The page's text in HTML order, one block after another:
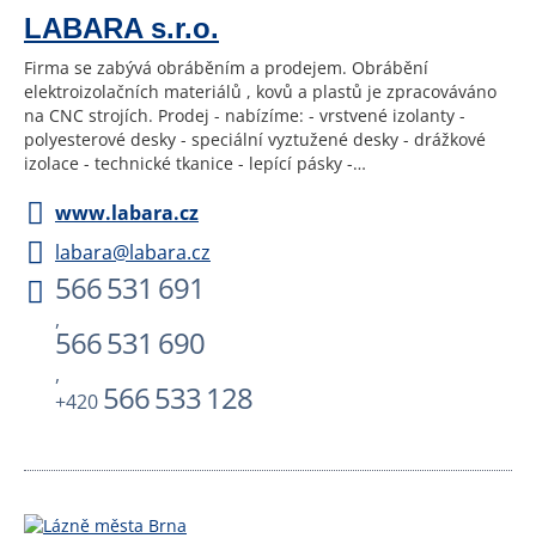
LABARA s.r.o.
Firma se zabývá obráběním a prodejem. Obrábění
elektroizolačních materiálů , kovů a plastů je zpracováváno
na CNC strojích. Prodej - nabízíme: - vrstvené izolanty -
polyesterové desky - speciální vyztužené desky - drážkové
izolace - technické tkanice - lepící pásky -…
www.labara.cz
labara@labara.cz
566 531 691
,
566 531 690
,
+420 566 533 128